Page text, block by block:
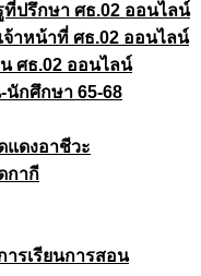
ปรึกษา ศธ.02 ออนไลน์
จ้าหน้าที่ ศธ.02 ออนไลน์
ศธ.02 ออนไลน์
นักศึกษา 65-68
แดงอาชีวะ
กากี
รเรียนการสอน